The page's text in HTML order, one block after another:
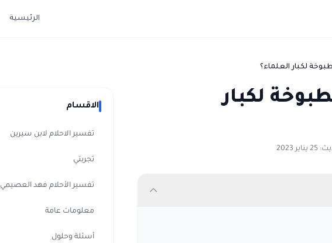
الرئيسية
لكبار العلماء؟
لكبار
2023
الاقسام
تفسير الاحلام لابن سيرين
تجربتي
تفسير الأحلام فهد العصيمي
معلومات عامة
أسئلة وحلول